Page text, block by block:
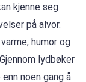
kjenne seg
på alvor.
humor og
lydbøker
noen gang å